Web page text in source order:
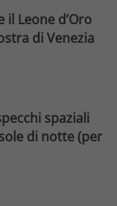
il Leone d’Oro
di Venezia
spaziali
di notte (per